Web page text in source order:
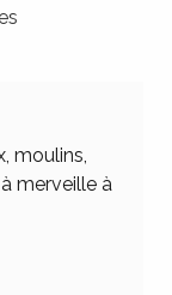
moulins,
merveille à